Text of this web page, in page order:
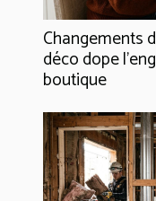
Changements
déco dope
boutique